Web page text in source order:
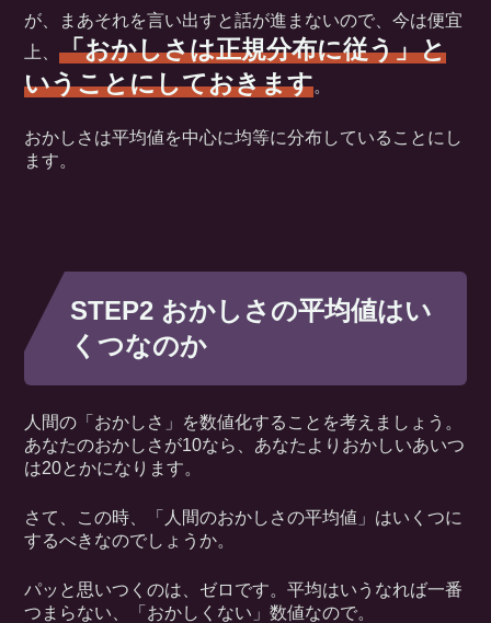
が、まあそれを言い出すと話が進まないので、今は便宜
上、「おかしさは正規分布に従う」と
いうことにしておきます。
おかしさは平均値を中心に均等に分布していることにし
ます。
STEP2 おかしさの平均値はい
くつなのか
人間の「おかしさ」を数値化することを考えましょう。
あなたのおかしさが10なら、あなたよりおかしいあいつ
は20とかになります。
さて、この時、「人間のおかしさの平均値」はいくつに
するべきなのでしょうか。
パッと思いつくのは、ゼロです。平均はいうなれば一番
つまらない、「おかしくない」数値なので。